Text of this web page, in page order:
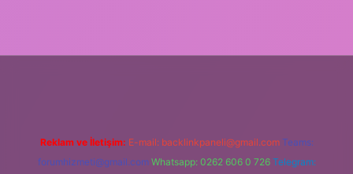
Reklam ve İletişim: E-mail: backlinkpaneli@gmail.com Teams:
forumhizmeti@gmail.com Whatsapp: 0262 606 0 726 Telegram: